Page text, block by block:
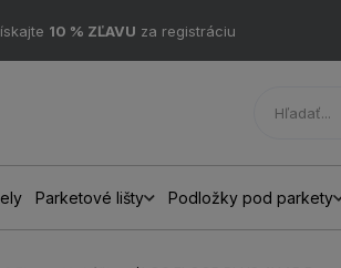
10 % ZĽAVU za registráciu
Parketové lišty Podložky pod parkety